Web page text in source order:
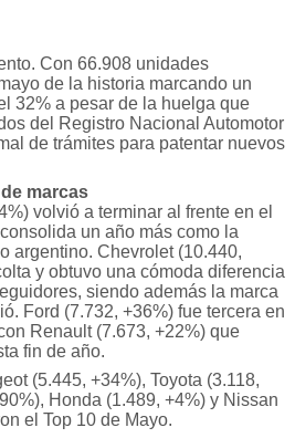
Con 66.908 unidades
de la historia marcando un
32% a pesar de la huelga que
del Registro Nacional Automotor
de trámites para patentar nuevos
marcas
volvió a terminar al frente en el
un año más como la
argentino. Chevrolet (10.440,
y obtuvo una cómoda diferencia
siendo además la marca
Ford (7.732, +36%) fue tercera en
Renault (7.673, +22%) que
fin de año.
(5.445, +34%), Toyota (3.118,
Honda (1.489, +4%) y Nissan
el Top 10 de Mayo.